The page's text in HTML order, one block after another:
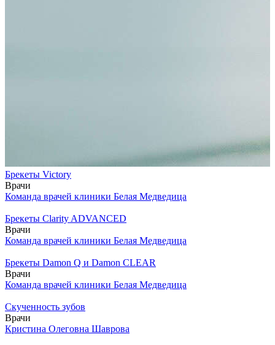
Брекеты Victory
Врачи
Команда врачей клиники Белая Медведица
Брекеты Clarity ADVANCED
Врачи
Команда врачей клиники Белая Медведица
Брекеты Damon Q и Damon CLEAR
Врачи
Команда врачей клиники Белая Медведица
Скученность зубов
Врачи
Кристина Олеговна Шаврова